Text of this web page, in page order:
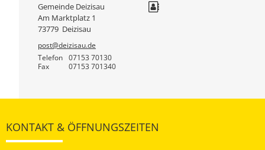
Gemeinde Deizisau
Am Marktplatz 1
73779 Deizisau
post@deizisau.de
Telefon
07153 70130
Fax 07153 701340
KONTAKT & ÖFFNUNGSZEITEN